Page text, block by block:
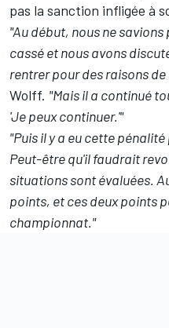
pas la sanction infligée à
"Au début, nous ne
cassé et nous avons
rentrer pour des raisons
Wolff. "Mais il a continué
'Je peux continuer.'"
"Puis il y a eu cette
Peut-être qu'il faudrait
situations sont évaluées.
points, et ces deux points
championnat."